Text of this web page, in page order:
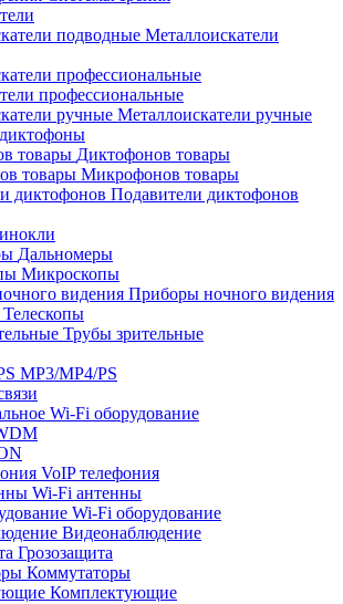
Металлоискатели
профессиональные
Металлоискатели ручные
Диктофонов товары
Микрофонов товары
Подавители диктофонов
Дальномеры
Микроскопы
Приборы ночного видения
Телескопы
Трубы зрительные
MP3/MP4/PS
Wi-Fi оборудование
VoIP телефония
Wi-Fi антенны
Wi-Fi оборудование
Видеонаблюдение
Грозозащита
Коммутаторы
Комплектующие